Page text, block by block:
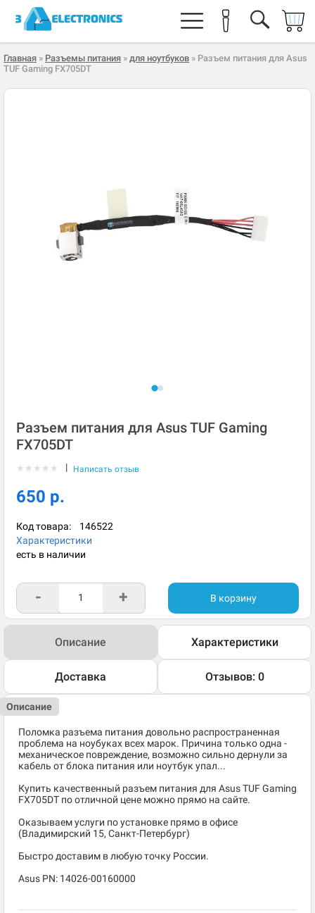
Главная » Разъемы питания » для ноутбуков » Разъем питания для Asus
TUF Gaming FX705DT
Разъем питания для Asus TUF Gaming
FX705DT
★ ★ ★ ★ ★ | Написать отзыв
650 р.
Код товара: 146522
Характеристики
есть в наличии
- + В корзину
Описание Характеристики
Доставка Отзывов: 0
Описание
Поломка разъема питания довольно распространенная
проблема на ноубуках всех марок. Причина только одна -
механическое повреждение, возможно сильно дернули за
кабель от блока питания или ноутбук упал...
Купить качественный разъем питания для Asus TUF Gaming
FX705DT по отличной цене можно прямо на сайте.
Оказываем услуги по установке прямо в офисе
(Владимирский 15, Санкт-Петербург)
Быстро доставим в любую точку России.
Asus PN: 14026-00160000